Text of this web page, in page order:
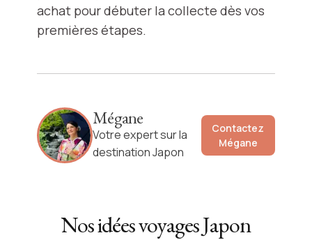
achat pour débuter la collecte dès vos
premières étapes.
Mégane
Votre expert sur la
destination Japon
Contactez
Mégane
Nos idées voyagesJapon